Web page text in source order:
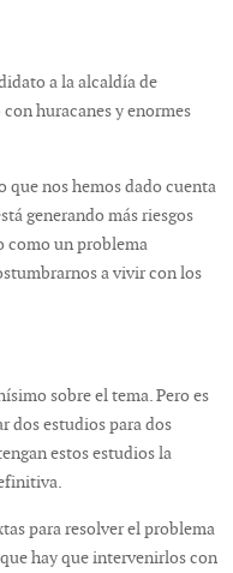
a la alcaldía de
huracanes y enormes
que nos hemos dado cuenta
generando más riesgos
como un problema
a vivir con los
sobre el tema. Pero es
dos estudios para dos
estos estudios la
para resolver el problema
hay que intervenirlos con